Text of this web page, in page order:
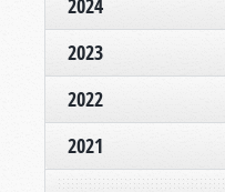
2024
2023
2022
2021